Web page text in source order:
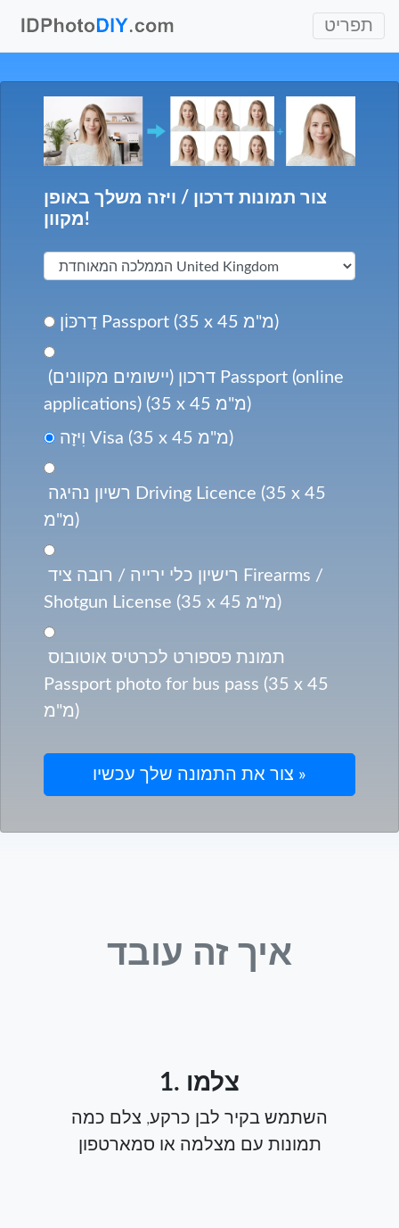
תפריט
צור תמונות דרכון / ויזה משלך באופן
מקוון!
דַרכּוֹן Passport (35 x 45 מ"מ)
applications) (35 x 45 מ"מ)
וִיזָה Visa (35 x 45 מ"מ)
מ"מ)
Shotgun License (35 x 45 מ"מ)
Passport photo for bus pass (35 x 45
מ"מ)
איך זה עובד
1. צלמו
השתמש בקיר לבן כרקע, צלם כמה
תמונות עם מצלמה או סמארטפון